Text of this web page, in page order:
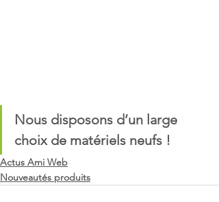
Nous disposons d’un large
choix de matériels neufs !
Actus Ami Web
Nouveautés produits